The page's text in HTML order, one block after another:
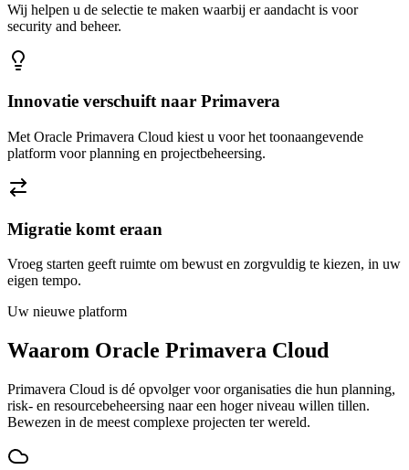
Wij helpen u de selectie te maken waarbij er aandacht is voor
security and beheer.
Innovatie verschuift naar Primavera
Met Oracle Primavera Cloud kiest u voor het toonaangevende
platform voor planning en projectbeheersing.
Migratie komt eraan
Vroeg starten geeft ruimte om bewust en zorgvuldig te kiezen, in uw
eigen tempo.
Uw nieuwe platform
Waarom Oracle Primavera Cloud
Primavera Cloud is dé opvolger voor organisaties die hun planning,
risk- en resourcebeheersing naar een hoger niveau willen tillen.
Bewezen in de meest complexe projecten ter wereld.